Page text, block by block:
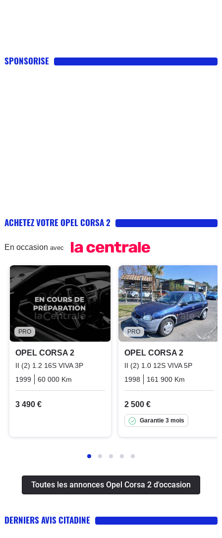
SPONSORISE
ACHETEZ VOTRE OPEL CORSA 2
En occasion avec
PRO
OPEL CORSA 2
II (2) 1.2 16S VIVA 3P
1999
60 000 Km Essence
3 490 €
PRO
OPEL CORSA 2
II (2) 1.0 12S VIVA 5P
1998
161 900 Km
2 500 €
Garantie 3 mois
Toutes les annonces Opel Corsa 2 d'occasion
DERNIERS AVIS CITADINE